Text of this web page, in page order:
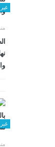
منذ 7